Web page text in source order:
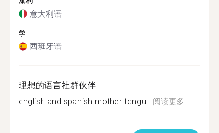
意大利语
学
西班牙语
理想的语言社群伙伴
english and spanish mother tongu...阅读更多